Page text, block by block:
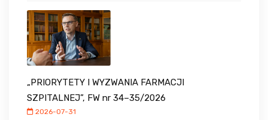
„PRIORYTETY I WYZWANIA FARMACJI
SZPITALNEJ”, FW nr 34–35/2026
2026-07-31